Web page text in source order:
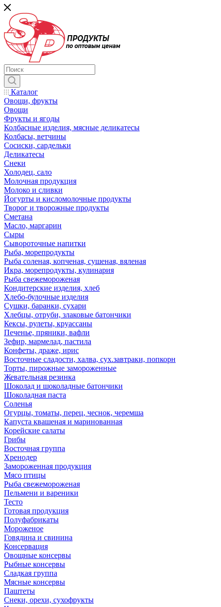
Каталог
Овощи, фрукты
Овощи
Фрукты и ягоды
Колбасные изделия, мясные деликатесы
Колбасы, ветчины
Сосиски, сардельки
Деликатесы
Снеки
Холодец, сало
Молочная продукция
Молоко и сливки
Йогурты и кисломолочные продукты
Творог и творожные продукты
Сметана
Масло, маргарин
Сыры
Сывороточные напитки
Рыба, морепродукты
Рыба соленая, копченая, сушеная, вяленая
Икра, морепродукты, кулинария
Рыба свежемороженая
Кондитерские изделия, хлеб
Хлебо-булочные изделия
Сушки, баранки, сухари
Хлебцы, отруби, злаковые батончики
Кексы, рулеты, круассаны
Печенье, пряники, вафли
Зефир, мармелад, пастила
Конфеты, драже, ирис
Восточные сладости, халва, сух.завтраки, попкорн
Торты, пирожные замороженные
Жевательная резинка
Шоколад и шоколадные батончики
Шоколадная паста
Соленья
Огурцы, томаты, перец, чеснок, черемша
Капуста квашеная и маринованная
Корейские салаты
Грибы
Восточная группа
Хренодер
Замороженная продукция
Мясо птицы
Рыба свежемороженая
Пельмени и вареники
Тесто
Готовая продукция
Полуфабрикаты
Мороженое
Говядина и свинина
Консервация
Овощные консервы
Рыбные консервы
Сладкая группа
Мясные консервы
Паштеты
Снеки, орехи, сухофрукты